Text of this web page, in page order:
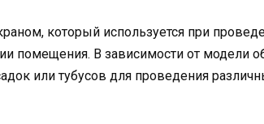
который используется при
помещения. В зависимости от модели
или тубусов для проведения